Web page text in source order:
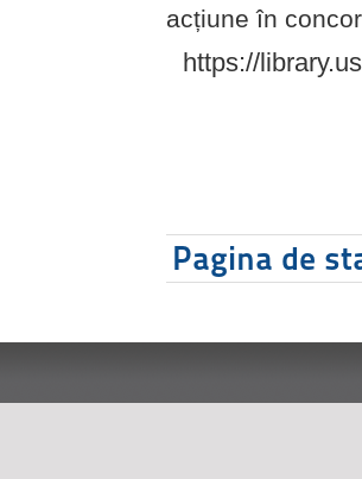
acțiune în
https://
Pagina de